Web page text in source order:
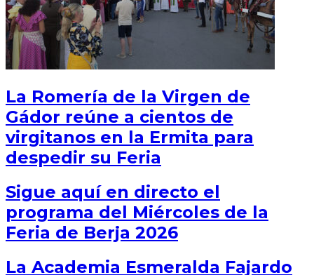
La Romería de la Virgen de
Gádor reúne a cientos de
virgitanos en la Ermita para
despedir su Feria
Sigue aquí en directo el
programa del Miércoles de la
Feria de Berja 2026
La Academia Esmeralda Fajardo